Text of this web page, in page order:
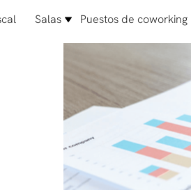
Salas Puestos de coworking